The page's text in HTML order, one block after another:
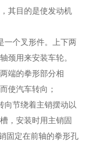
其目的是使发动机
一个叉形件。上下两
颈用来安装车轮。
端的拳形部分相
使汽车转向；
向节绕着主销摆动以
，安装时用主销固
固定在前轴的拳形孔